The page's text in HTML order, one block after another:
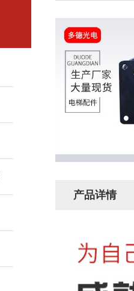
产品详情